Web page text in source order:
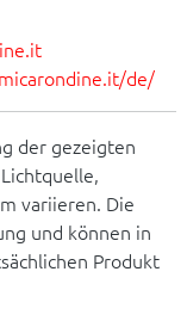
de/
der gezeigten
variieren. Die
und können in
Produkt